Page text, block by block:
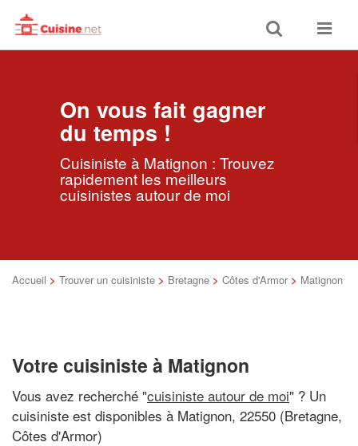
Toggle
search
Toggle
On vous fait gagner
du temps !
Cuisiniste à Matignon : Trouvez
rapidement les meilleurs
cuisinistes autour de moi
Accueil > Trouver un cuisiniste > Bretagne > Côtes d'Armor > Matignon
Votre cuisiniste à Matignon
Vous avez recherché "cuisiniste autour de moi" ? Un
cuisiniste est disponibles à Matignon, 22550 (Bretagne,
Côtes d'Armor)